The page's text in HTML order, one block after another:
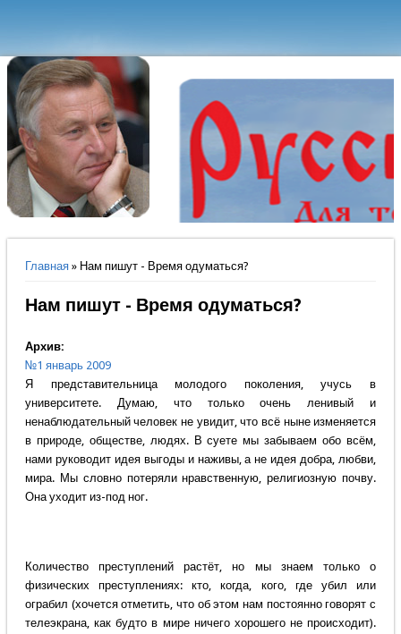
Вы здесь
Главная» Нам пишут - Время одуматься?
Нам пишут - Время одуматься?
Архив:
№1 январь 2009
Я представительница молодого поколения, учусь в
университете. Думаю, что только очень ленивый и
ненаблюдательный человек не увидит, что всё ныне изменяется
в природе, обществе, людях. В суете мы забываем обо всём,
нами руководит идея выгоды и наживы, а не идея добра, любви,
мира. Мы словно потеряли нравственную, религиозную почву.
Она уходит из-под ног.
Количество преступлений растёт, но мы знаем только о
физических преступлениях: кто, когда, кого, где убил или
ограбил (хочется отметить, что об этом нам постоянно говорят с
телеэкрана, как будто в мире ничего хорошего не происходит).